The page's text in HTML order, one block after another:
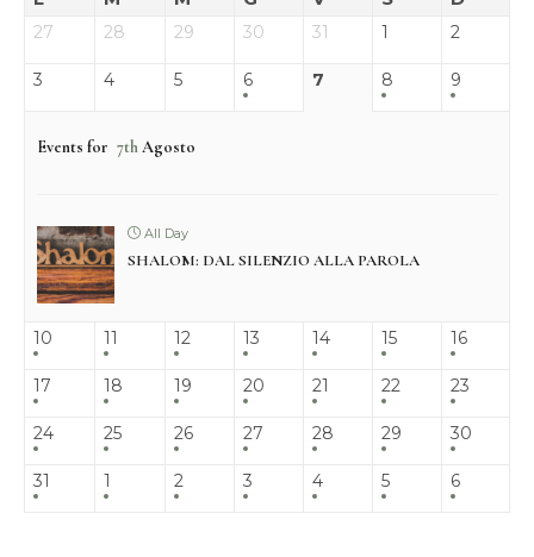
27 28 29 30 31 1 2
3 4 5 6 7 8 9
Events for 7thAgosto
All Day
SHALOM: DAL SILENZIO ALLA PAROLA
10 11 12 13 14 15 16
17 18 19 20 21 22 23
24 25 26 27 28 29 30
31 1 2 3 4 5 6